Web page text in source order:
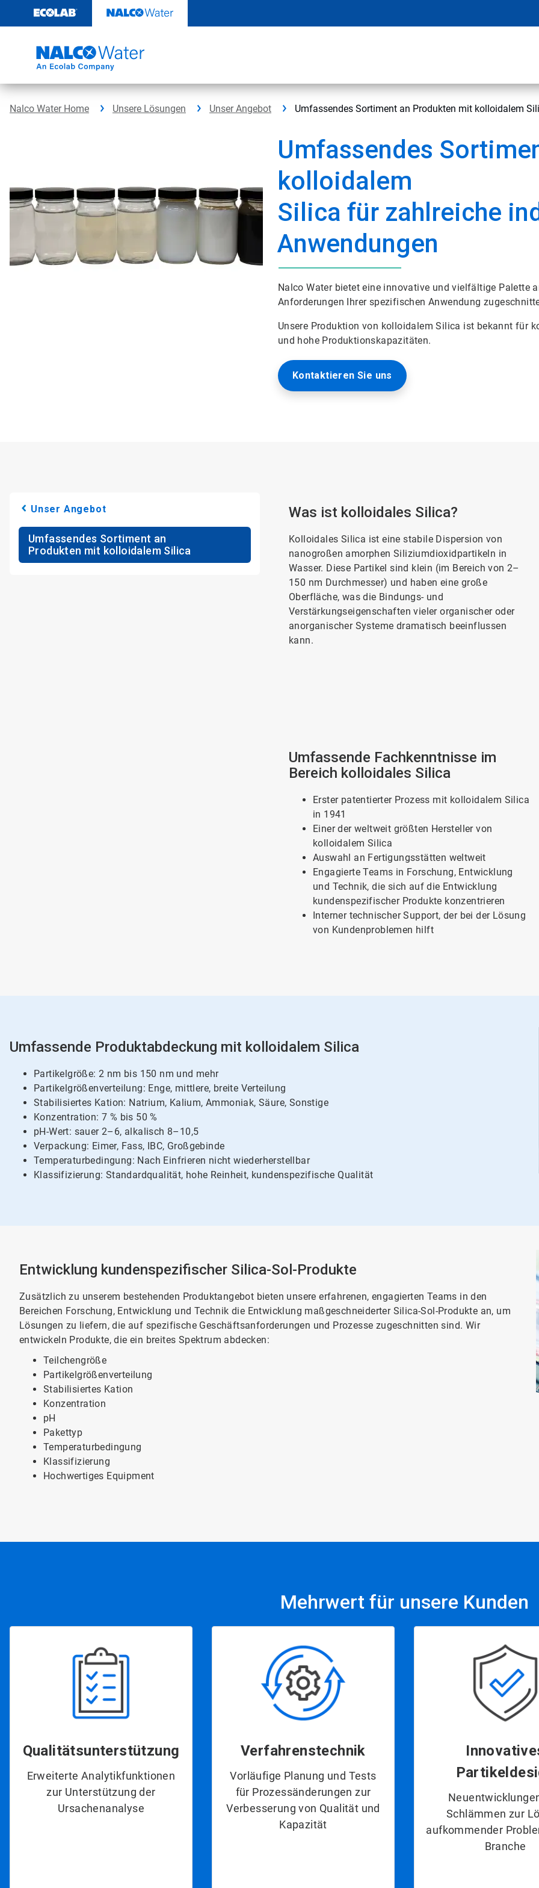
Inhalt
Nalco Water Home Unsere Lösungen Unser Angebot Umfassendes Sortiment an Produkten mit kolloidalem
Umfassendes
kolloidalem
Silica für zahlreiche
Anwendungen
Nalco Water bietet eine innovative und vielfältige Palette
Anforderungen Ihrer spezifischen Anwendung
Unsere Produktion von kolloidalem Silica ist bekannt für
und hohe Produktionskapazitäten.
Kontaktieren Sie uns
Unser Angebot
Umfassendes Sortiment an
Produkten mit kolloidalem Silica
Was ist kolloidales Silica?
Kolloidales Silica ist eine stabile Dispersion von
nanogroßen amorphen Siliziumdioxidpartikeln in
Wasser. Diese Partikel sind klein (im Bereich von 2–
150 nm Durchmesser) und haben eine große
Oberfläche, was die Bindungs- und
Verstärkungseigenschaften vieler organischer oder
anorganischer Systeme dramatisch beeinflussen
kann.
Umfassende Fachkenntnisse im
Bereich kolloidales Silica
Erster patentierter Prozess mit kolloidalem Silica
in 1941
Einer der weltweit größten Hersteller von
kolloidalem Silica
Auswahl an Fertigungsstätten weltweit
Engagierte Teams in Forschung, Entwicklung
und Technik, die sich auf die Entwicklung
kundenspezifischer Produkte konzentrieren
Interner technischer Support, der bei der Lösung
von Kundenproblemen hilft
Umfassende Produktabdeckung mit kolloidalem Silica
Partikelgröße: 2 nm bis 150 nm und mehr
Partikelgrößenverteilung: Enge, mittlere, breite Verteilung​​​​​​​
Stabilisiertes Kation: Natrium, Kalium, Ammoniak, Säure, Sonstige
Konzentration: 7 % bis 50 %
pH-Wert: sauer 2–6, alkalisch 8–10,5
Verpackung: Eimer, Fass, IBC, Großgebinde
Temperaturbedingung: Nach Einfrieren nicht wiederherstellbar
Klassifizierung: Standardqualität, hohe Reinheit, kundenspezifische Qualität
Entwicklung kundenspezifischer Silica-Sol-Produkte​​​​​​​
Zusätzlich zu unserem bestehenden Produktangebot bieten unsere erfahrenen, engagierten Teams in den
Bereichen Forschung, Entwicklung und Technik die Entwicklung maßgeschneiderter Silica-Sol-Produkte an, um
Lösungen zu liefern, die auf spezifische Geschäftsanforderungen und Prozesse zugeschnitten sind. Wir
entwickeln Produkte, die ein breites Spektrum abdecken:
Teilchengröße
Partikelgrößenverteilung
Stabilisiertes Kation
Konzentration
pH
Pakettyp
Temperaturbedingung
Klassifizierung​​​​​​​
Hochwertiges Equipment
Mehrwert für unsere Kunden
Qualitätsunterstützung​​​​​​​
Erweiterte Analytikfunktionen
zur Unterstützung der
Ursachenanalyse
Verfahrenstechnik
Vorläufige Planung und Tests
für Prozessänderungen zur
Verbesserung von Qualität und
Kapazität
Schlämmen zur
aufkommender
Branche